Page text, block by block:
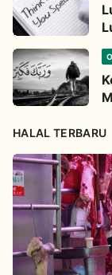
HALAL TERBARU